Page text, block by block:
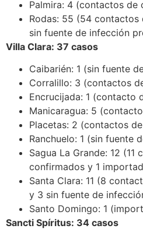
Palmira: 4 (contactos de
Rodas: 55 (54 contactos
sin fuente de infección
Villa Clara: 37 casos
Caibarién: 1 (sin fuente
Corralillo: 3 (contactos
Encrucijada: 1 (contacto
Manicaragua: 5
Placetas: 2 (contactos
Ranchuelo: 1 (sin fuente
Sagua La Grande: 12 (11
confirmados y 1
Santa Clara: 11 (8
y 3 sin fuente de
Santo Domingo: 1
Sancti Spíritus: 34 casos